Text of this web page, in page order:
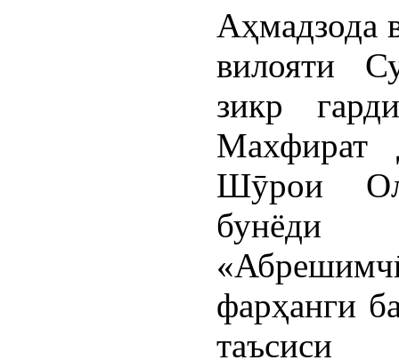
Аҳмадзода
вилояти
зикр
Махфират
Шӯрои
фарҳанги
таъсиси